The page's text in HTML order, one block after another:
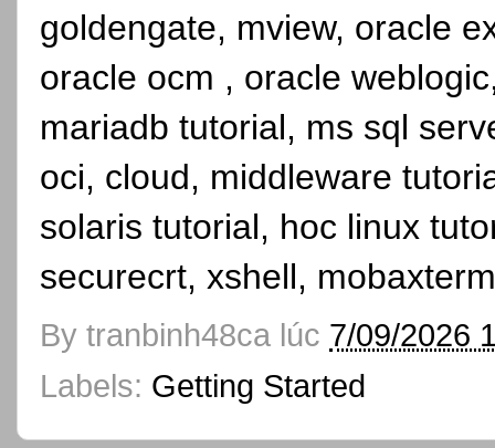
goldengate, mview, oracle
oracle ocm , oracle
mariadb tutorial, ms sql
oci, cloud, middleware
solaris tutorial, hoc linux
securecrt, xshell,
By tranbinh48ca lúc 7/09/2026
Labels: Getting Started